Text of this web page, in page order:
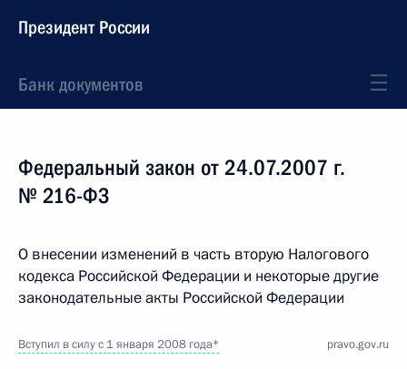
Президент России
Банк документов
Федеральный закон от 24.07.2007 г.
№ 216-ФЗ
О внесении изменений в часть вторую Налогового
кодекса Российской Федерации и некоторые другие
законодательные акты Российской Федерации
Вступил в силу с 1 января 2008 года* pravo.gov.ru